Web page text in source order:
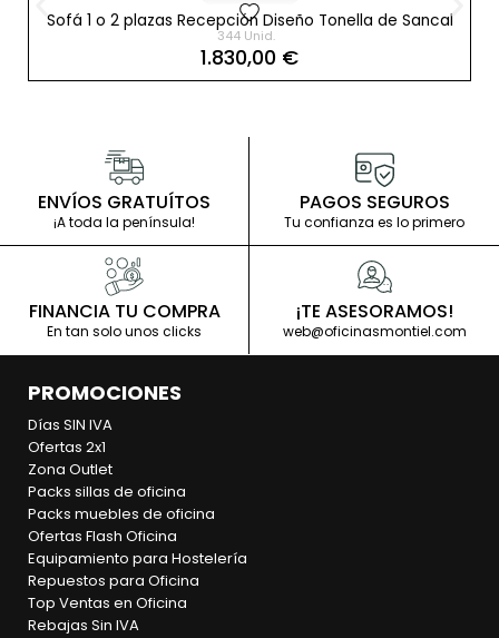
Sofá 1 o 2 plazas Recepción Diseño Tonella de Sancal
344 Unid.
1.830,00 €
favorite
ENVÍOS GRATUÍTOS
¡A toda la península!
PAGOS SEGUROS
Tu confianza es lo primero
FINANCIA TU COMPRA
En tan solo unos clicks
¡TE ASESORAMOS!
web@oficinasmontiel.com
PROMOCIONES
Días SIN IVA
Ofertas 2x1
Zona Outlet
Packs sillas de oficina
Packs muebles de oficina
Ofertas Flash Oficina
Equipamiento para Hostelería
Repuestos para Oficina
Top Ventas en Oficina
Rebajas Sin IVA